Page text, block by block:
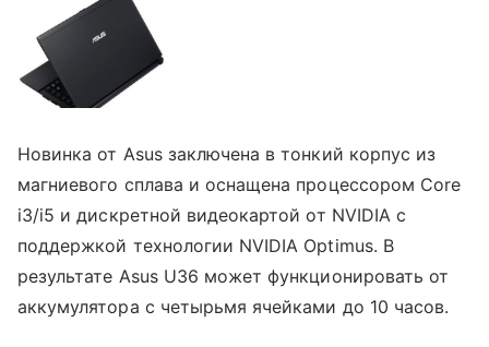
Новинка от Asus заключена в тонкий корпус из
магниевого сплава и оснащена процессором Core
i3/i5 и дискретной видеокартой от NVIDIA с
поддержкой технологии NVIDIA Optimus. В
результате Asus U36 может функционировать от
аккумулятора с четырьмя ячейками до 10 часов.